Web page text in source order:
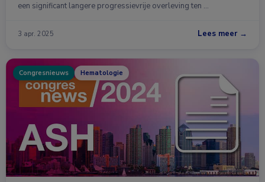
een significant langere progressievrije overleving ten …
3 apr. 2025 Lees meer →
Congresnieuws Hematologie